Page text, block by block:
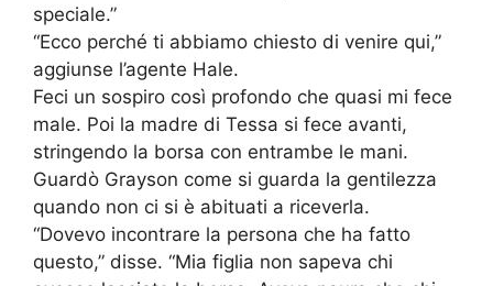
speciale.”
“Ecco perché ti abbiamo chiesto di venire qui,”
aggiunse l’agente Hale.
Feci un sospiro così profondo che quasi mi fece
male. Poi la madre di Tessa si fece avanti,
stringendo la borsa con entrambe le mani.
Guardò Grayson come si guarda la gentilezza
quando non ci si è abituati a riceverla.
“Dovevo incontrare la persona che ha fatto
questo,” disse. “Mia figlia non sapeva chi